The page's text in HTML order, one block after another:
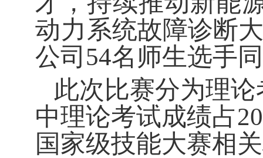
动力 系统故障诊断
公司 54名师生选手
此次比赛分为理论
中理论考试成绩占
国家级技能大赛相